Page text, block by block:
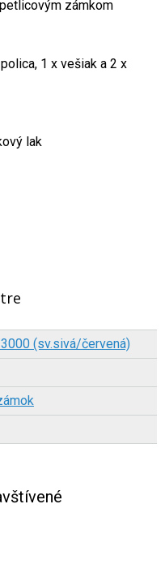
zámkom
1 x vešiak a 2 x
lak
(sv.sivá/červená)